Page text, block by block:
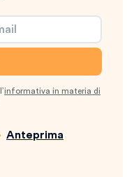
informativa in materia di
Anteprima